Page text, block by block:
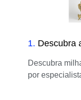
1. Descubra
Descubra
por